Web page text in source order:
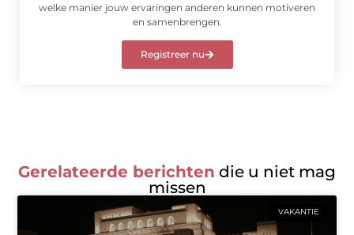
welke manier jouw ervaringen anderen kunnen motiveren
en samenbrengen.
Registreer nu
Gerelateerde berichten die u niet mag
missen
VAKANTIE